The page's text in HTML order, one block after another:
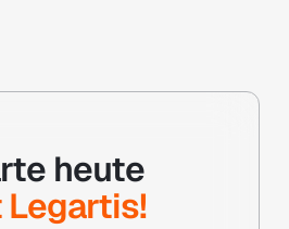
heute
Legartis!